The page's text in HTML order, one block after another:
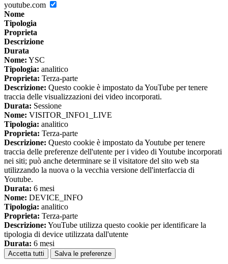
youtube.com
Nome
Tipologia
Proprieta
Descrizione
Durata
Nome: YSC
Tipologia: analitico
Proprieta: Terza-parte
Descrizione: Questo cookie è impostato da YouTube per tenere
traccia delle visualizzazioni dei video incorporati.
Durata: Sessione
Nome: VISITOR_INFO1_LIVE
Tipologia: analitico
Proprieta: Terza-parte
Descrizione: Questo cookie è impostato da Youtube per tenere
traccia delle preferenze dell'utente per i video di Youtube incorporati
nei siti; può anche determinare se il visitatore del sito web sta
utilizzando la nuova o la vecchia versione dell'interfaccia di
Youtube.
Durata: 6 mesi
Nome: DEVICE_INFO
Tipologia: analitico
Proprieta: Terza-parte
Descrizione: YouTube utilizza questo cookie per identificare la
tipologia di device utilizzata dall'utente
Durata: 6 mesi
Accetta tutti Salva le preferenze